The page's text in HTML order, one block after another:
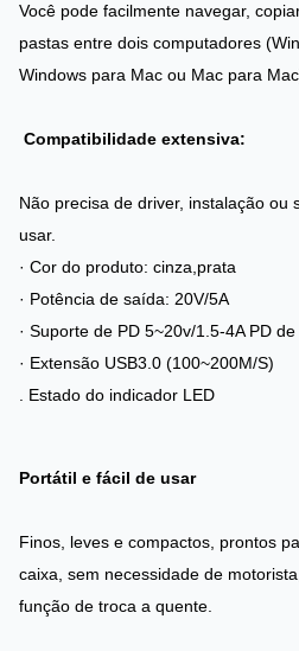
Você pode facilmente navegar,
pastas entre dois computadores
Windows para Mac ou Mac para
Compatibilidade extensiva:
Não precisa de driver, instalação ou
usar.
· Cor do produto: cinza,prata
· Potência de saída: 20V/5A
· Suporte de PD 5~20v/1.5-4A PD
· Extensão USB3.0 (100~200M/S)
. Estado do indicador LED
Portátil e fácil de usar
Finos, leves e compactos, prontos
caixa, sem necessidade de
função de troca a quente.